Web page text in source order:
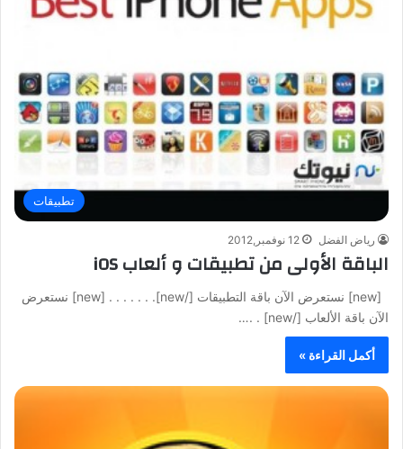
تطبيقات
رياض الفضل 12 نوفمبر,2012
الباقة الأولى من تطبيقات و ألعاب iOS
[new] نستعرض الآن باقة التطبيقات [/new]. . . . . . . [new] نستعرض
الآن باقة الألعاب [/new] . .…
أكمل القراءة »